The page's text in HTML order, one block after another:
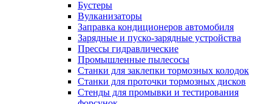
Бустеры
Вулканизаторы
Заправка кондиционеров автомобиля
Зарядные и пуско-зарядные устройства
Прессы гидравлические
Промышленные пылесосы
Станки для заклепки тормозных колодок
Станки для проточки тормозных дисков
Стенды для промывки и тестирования